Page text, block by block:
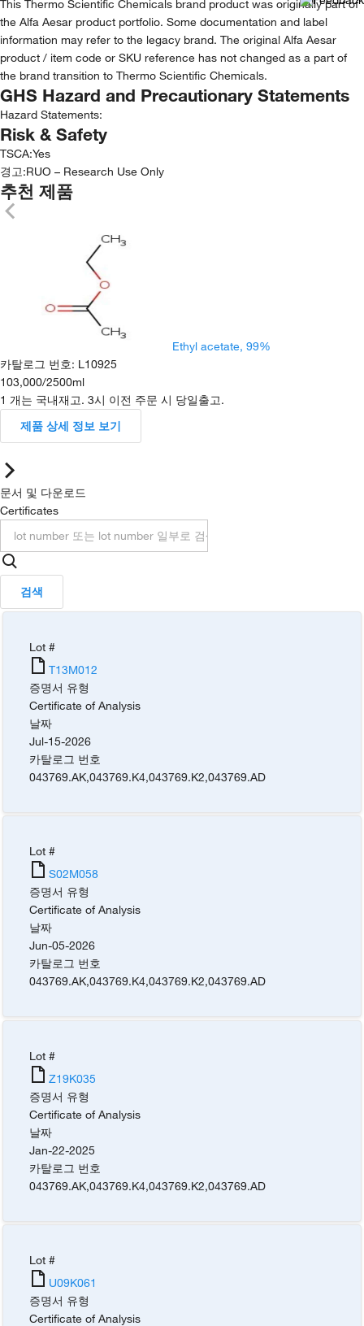
This Thermo Scientific Chemicals brand product was originally part of
the Alfa Aesar product portfolio. Some documentation and label
information may refer to the legacy brand. The original Alfa Aesar
product / item code or SKU reference has not changed as a part of
the brand transition to Thermo Scientific Chemicals.
GHS Hazard and Precautionary Statements
Hazard Statements:
Risk & Safety
TSCA:Yes
경고:RUO – Research Use Only
추천 제품
Ethyl acetate, 99%
카탈로그 번호: L10925
103,000/2500ml
1 개는 국내재고. 3시 이전 주문 시 당일출고.
제품 상세 정보 보기
문서 및 다운로드
Certificates
검색
Lot #
T13M012
증명서 유형
Certificate of Analysis
날짜
Jul-15-2026
카탈로그 번호
043769.AK,043769.K4,043769.K2,043769.AD
Lot #
S02M058
증명서 유형
Certificate of Analysis
날짜
Jun-05-2026
카탈로그 번호
043769.AK,043769.K4,043769.K2,043769.AD
Lot #
Z19K035
증명서 유형
Certificate of Analysis
날짜
Jan-22-2025
카탈로그 번호
043769.AK,043769.K4,043769.K2,043769.AD
Lot #
U09K061
증명서 유형
Certificate of Analysis